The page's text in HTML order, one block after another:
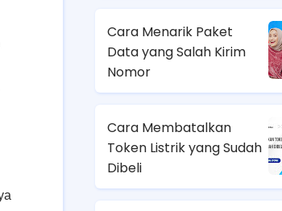
Cara Menarik Paket
Data yang Salah Kirim
Nomor
Cara Membatalkan
Token Listrik yang Sudah
Dibeli